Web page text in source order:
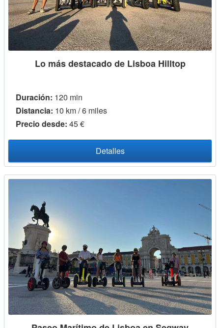
Lo más destacado de Lisboa Hilltop
Duración: 120 min
Distancia: 10 km / 6 miles
Precio desde: 45 €
Detalles